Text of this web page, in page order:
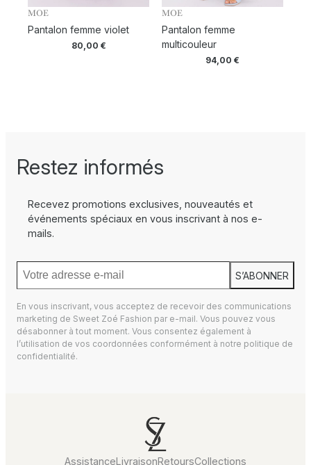
MOE
Pantalon femme violet
80,00 €
MOE
Pantalon femme
multicouleur
94,00 €
Restez informés
Recevez promotions exclusives, nouveautés et
événements spéciaux en vous inscrivant à nos e-
mails.
S’ABONNER
En vous inscrivant, vous acceptez de recevoir des communications
marketing de Sweet Zoé Fashion par e-mail. Vous pouvez vous
désabonner à tout moment. Vous consentez également à
l’utilisation de vos coordonnées conformément à notre politique de
confidentialité.
AssistanceLivraisonRetoursCollections